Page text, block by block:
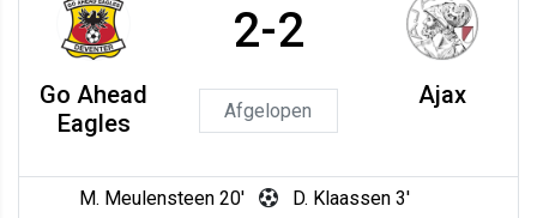
Go Ahead
Eagles
2-2
Afgelopen
Ajax
M. Meulensteen 20'
D. Klaassen 3'